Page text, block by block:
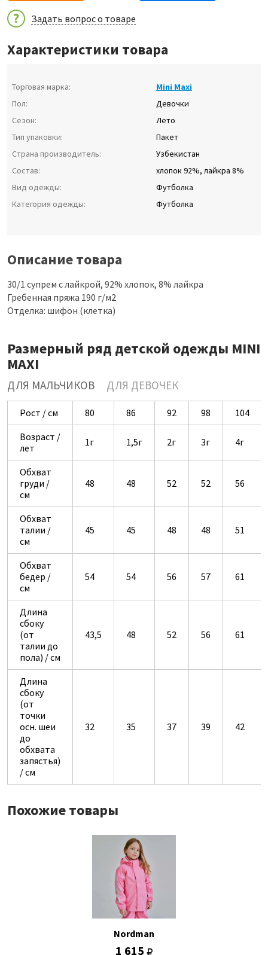
Задать вопрос о товаре
Характеристики товара
Торговая марка:
Mini Maxi
Пол:
Девочки
Сезон:
Лето
Тип упаковки:
Пакет
Страна производитель:
Узбекистан
Состав:
хлопок 92%, лайкра 8%
Вид одежды:
Футболка
Категория одежды:
Футболка
Описание товара
30/1 супрем с лайкрой, 92% хлопок, 8% лайкра
Гребенная пряжа 190 г/м2
Отделка: шифон (клетка)
Размерный ряд детской одежды MINI
MAXI
ДЛЯ МАЛЬЧИКОВ ДЛЯ ДЕВОЧЕК
Рост / см 80 86 92 98
104
Возраст /
лет
1г 1,5г 2г 3г 4г
Обхват
груди /
см
48 48 52 52 56
Обхват
талии /
см
45 45 48 48 51
Обхват
бедер /
см
54 54 56 57 61
Длина
сбоку
(от
талии до
пола) / см
43,5 48 52 56 61
Длина
сбоку
(от
точки
осн. шеи
до
обхвата
запястья)
/ см
32 35 37 39 42
Похожие товары
Nordman
1 615